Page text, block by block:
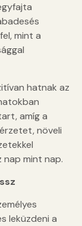
mint a
hatnak az
amíg a
növeli
mint nap.
leküzdeni a